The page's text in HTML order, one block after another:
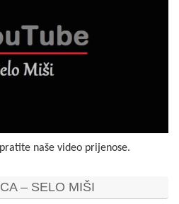
naše video prijenose.
– SELO MIŠI